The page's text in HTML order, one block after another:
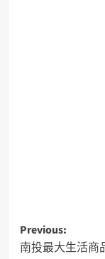
Previous:
南投最大生活商